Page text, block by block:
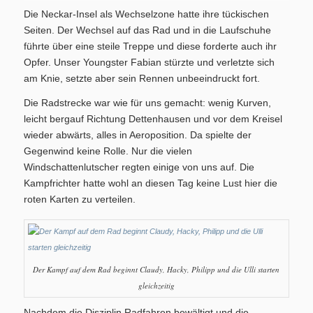
Aktuelles
Blindensport
Die Neckar-Insel als Wechselzone hatte ihre tückischen
Seiten. Der Wechsel auf das Rad und in die Laufschuhe
führte über eine steile Treppe und diese forderte auch ihr
Opfer. Unser Youngster Fabian stürzte und verletzte sich
am Knie, setzte aber sein Rennen unbeeindruckt fort.
Die Radstrecke war wie für uns gemacht: wenig Kurven,
leicht bergauf Richtung Dettenhausen und vor dem Kreisel
wieder abwärts, alles in Aeroposition. Da spielte der
Gegenwind keine Rolle. Nur die vielen
Windschattenlutscher regten einige von uns auf. Die
Kampfrichter hatte wohl an diesen Tag keine Lust hier die
roten Karten zu verteilen.
Der Kampf auf dem Rad beginnt Claudy, Hacky, Philipp und die Ulli starten
gleichzeitig